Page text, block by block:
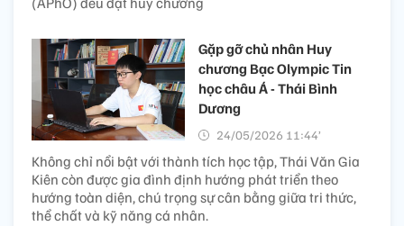
Gặp gỡ chủ nhân Huy
chương Bạc Olympic Tin
học châu Á - Thái Bình
Dương
24/05/2026 11:44’
Không chỉ nổi bật với thành tích học tập, Thái Văn Gia
Kiên còn được gia đình định hướng phát triển theo
hướng toàn diện, chú trọng sự cân bằng giữa tri thức,
thể chất và kỹ năng cá nhân.